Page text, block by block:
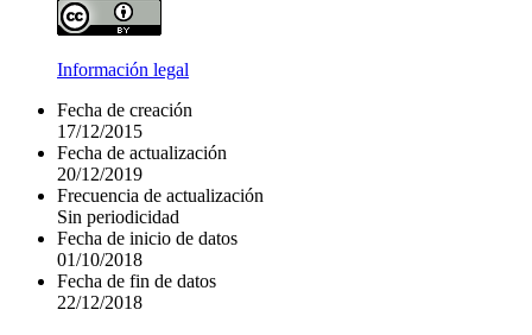
Información legal
Fecha de creación
17/12/2015
Fecha de actualización
20/12/2019
Frecuencia de actualización
Sin periodicidad
Fecha de inicio de datos
01/10/2018
Fecha de fin de datos
22/12/2018